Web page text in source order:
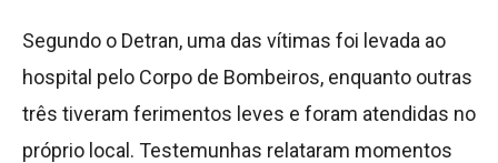
Segundo o Detran, uma das vítimas foi levada ao
hospital pelo Corpo de Bombeiros, enquanto outras
três tiveram ferimentos leves e foram atendidas no
próprio local. Testemunhas relataram momentos